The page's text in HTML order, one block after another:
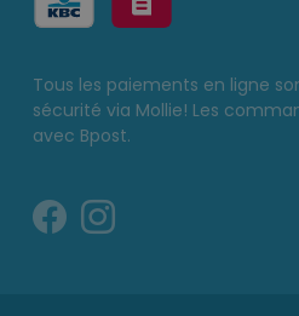
Tous les paiements en ligne
sécurité via Mollie! Les
avec Bpost.